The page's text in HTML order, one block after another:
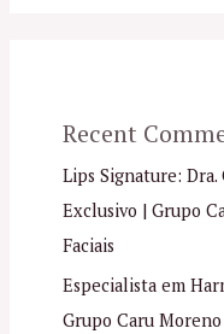
Recent
Lips Signature:
Exclusivo | Grupo
Faciais
Especialista em
Grupo Caru Moreno